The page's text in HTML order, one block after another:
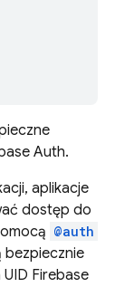
Auth.
aplikacje
dostęp do
@auth
bezpiecznie
Firebase